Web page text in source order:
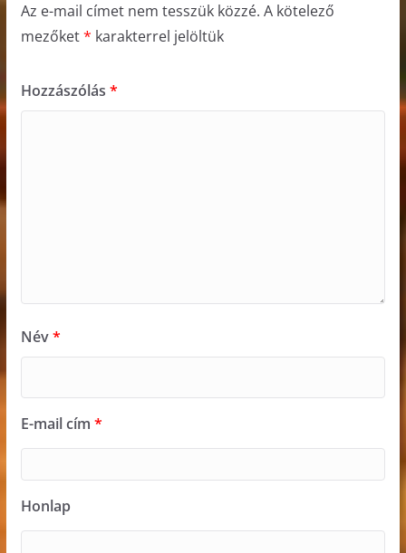
Az e-mail címet nem tesszük közzé. A kötelező
mezőket* karakterrel jelöltük
Hozzászólás *
Név*
E-mail cím *
Honlap